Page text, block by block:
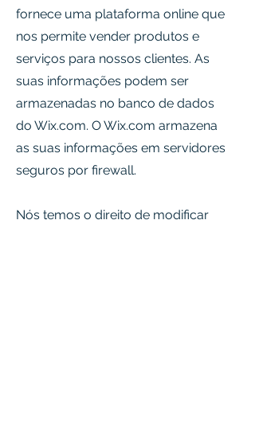
fornece uma plataforma online que
nos permite vender produtos e
serviços para nossos clientes. As
suas informações podem ser
armazenadas no banco de dados
do Wix.com. O Wix.com armazena
as suas informações em servidores
seguros por firewall.
Nós temos o direito de modificar